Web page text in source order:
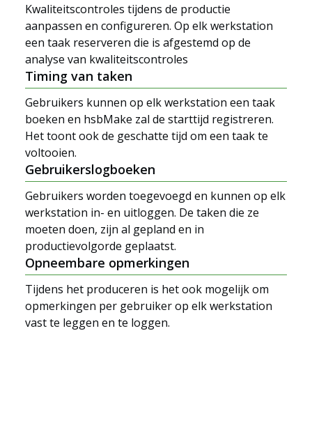
Oplossingen
Kwaliteitscontroles tijdens de productie
aanpassen en configureren. Op elk werkstation
een taak reserveren die is afgestemd op de
analyse van kwaliteitscontroles
Timing van taken
Gebruikers kunnen op elk werkstation een taak
boeken en hsbMake zal de starttijd registreren.
Het toont ook de geschatte tijd om een taak te
voltooien.
Gebruikerslogboeken
Gebruikers worden toegevoegd en kunnen op elk
werkstation in- en uitloggen. De taken die ze
moeten doen, zijn al gepland en in
productievolgorde geplaatst.
Opneembare opmerkingen
Tijdens het produceren is het ook mogelijk om
opmerkingen per gebruiker op elk werkstation
vast te leggen en te loggen.